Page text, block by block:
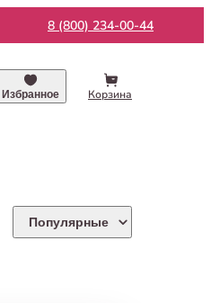
8 (800) 234-00-44
Избранное Корзина
Популярные